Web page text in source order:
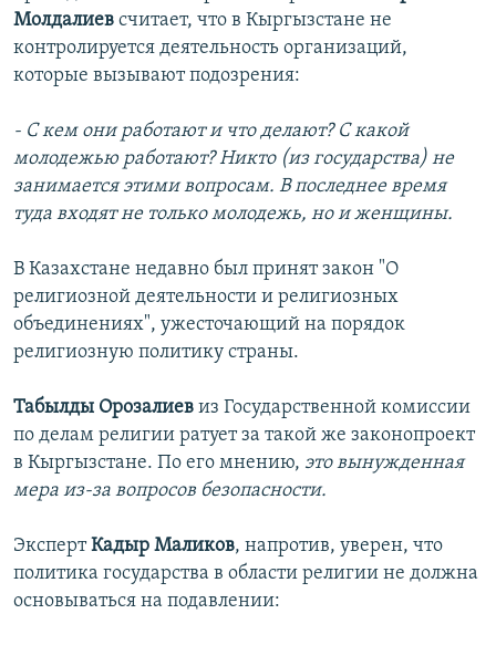
Молдалиев считает, что в Кыргызстане не
контролируется деятельность организаций,
которые вызывают подозрения:
- С кем они работают и что делают? С какой
молодежью работают? Никто (из государства) не
занимается этими вопросам. В последнее время
туда входят не только молодежь, но и женщины.
В Казахстане недавно был принят закон "О
религиозной деятельности и религиозных
объединениях", ужесточающий на порядок
религиозную политику страны.
Табылды Орозалиев из Государственной комиссии
по делам религии ратует за такой же законопроект
в Кыргызстане. По его мнению, это вынужденная
мера из-за вопросов безопасности.
ЭкспертКадыр Маликов, напротив, уверен, что
политика государства в области религии не должна
основываться на подавлении: